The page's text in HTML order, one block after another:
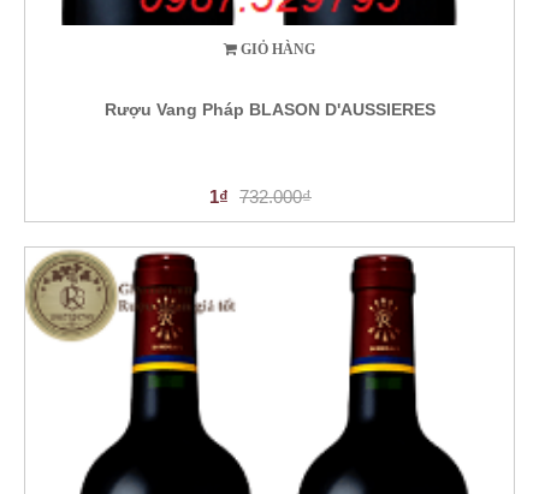
GIỎ HÀNG
Rượu Vang Pháp BLASON D'AUSSIERES
1₫ 732.000₫